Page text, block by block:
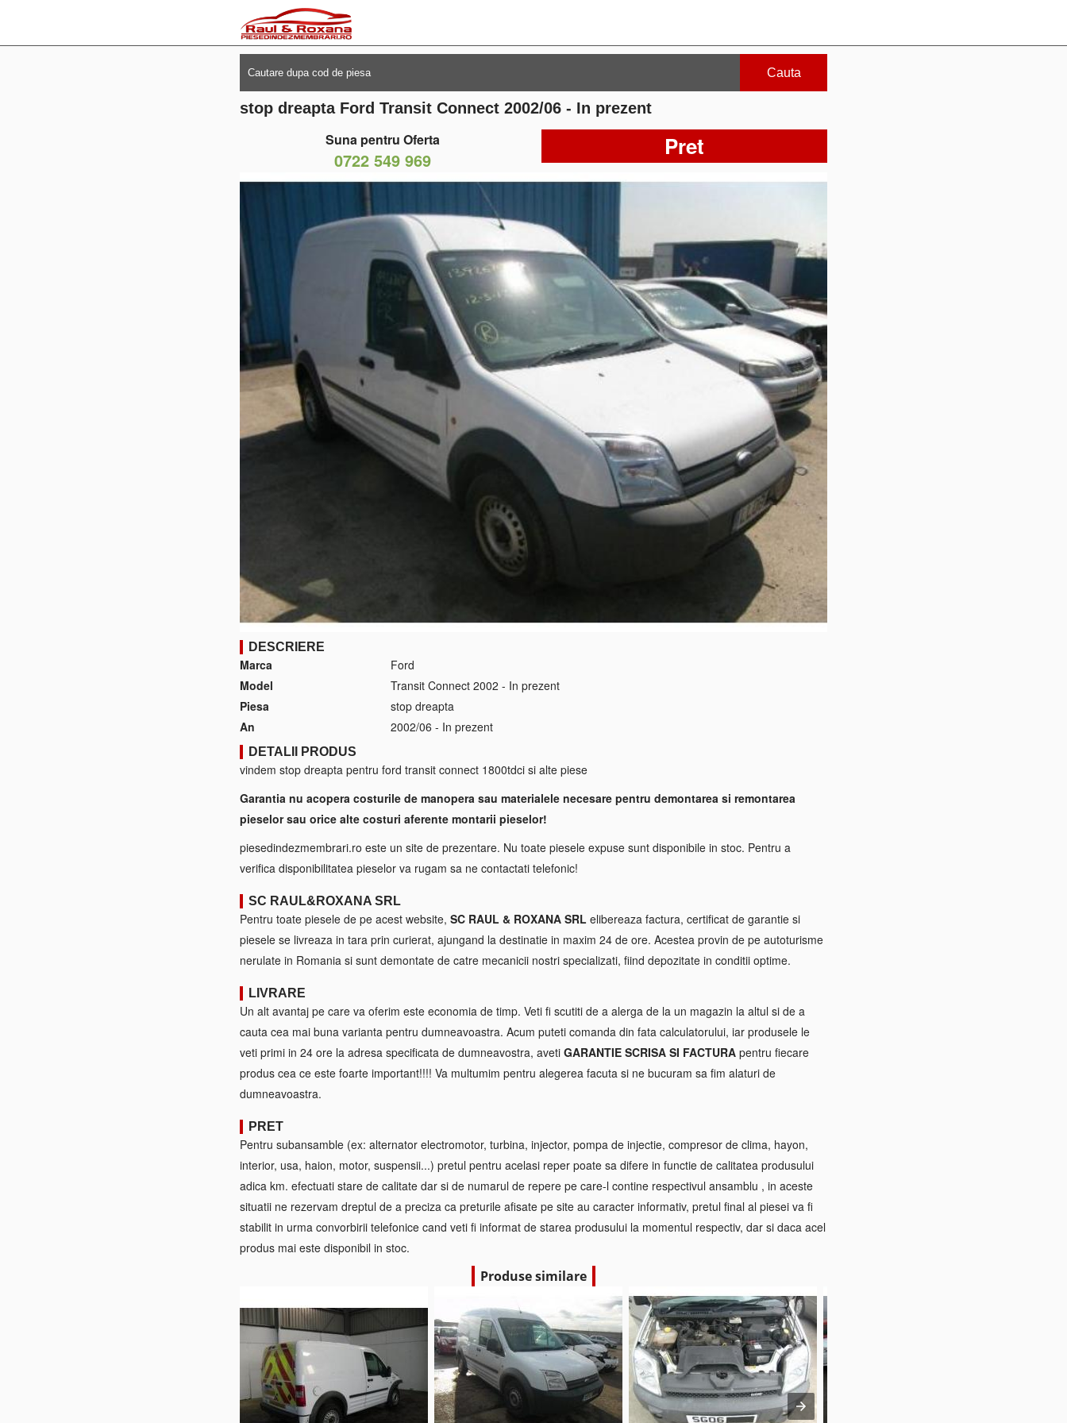
Cauta
stop dreapta Ford Transit Connect 2002/06 - In prezent
Suna pentru Oferta
0722 549 969 Pret
DESCRIERE
Marca
Ford
Model
Transit Connect 2002 - In prezent
Piesa
stop dreapta
An
2002/06 - In prezent
DETALII PRODUS
vindem stop dreapta pentru ford transit connect 1800tdci si alte piese
Garantia nu acopera costurile de manopera sau materialele necesare pentru demontarea si remontarea
pieselor sau orice alte costuri aferente montarii pieselor!
piesedindezmembrari.ro este un site de prezentare. Nu toate piesele expuse sunt disponibile in stoc. Pentru a
verifica disponibilitatea pieselor va rugam sa ne contactati telefonic!
SC RAUL&ROXANA SRL
Pentru toate piesele de pe acest website, SC RAUL & ROXANA SRL elibereaza factura, certificat de garantie si
piesele se livreaza in tara prin curierat, ajungand la destinatie in maxim 24 de ore. Acestea provin de pe autoturisme
nerulate in Romania si sunt demontate de catre mecanicii nostri specializati, fiind depozitate in conditii optime.
LIVRARE
Un alt avantaj pe care va oferim este economia de timp. Veti fi scutiti de a alerga de la un magazin la altul si de a
cauta cea mai buna varianta pentru dumneavoastra. Acum puteti comanda din fata calculatorului, iar produsele le
veti primi in 24 ore la adresa specificata de dumneavostra, aveti GARANTIE SCRISA SI FACTURA pentru fiecare
produs cea ce este foarte important!!!! Va multumim pentru alegerea facuta si ne bucuram sa fim alaturi de
dumneavoastra.
PRET
Pentru subansamble (ex: alternator electromotor, turbina, injector, pompa de injectie, compresor de clima, hayon,
interior, usa, haion, motor, suspensii...) pretul pentru acelasi reper poate sa difere in functie de calitatea produsului
adica km. efectuati stare de calitate dar si de numarul de repere pe care-l contine respectivul ansamblu , in aceste
situatii ne rezervam dreptul de a preciza ca preturile afisate pe site au caracter informativ, pretul final al piesei va fi
stabilit in urma convorbirii telefonice cand veti fi informat de starea produsului la momentul respectiv, dar si daca acel
produs mai este disponibil in stoc.
Produse similare